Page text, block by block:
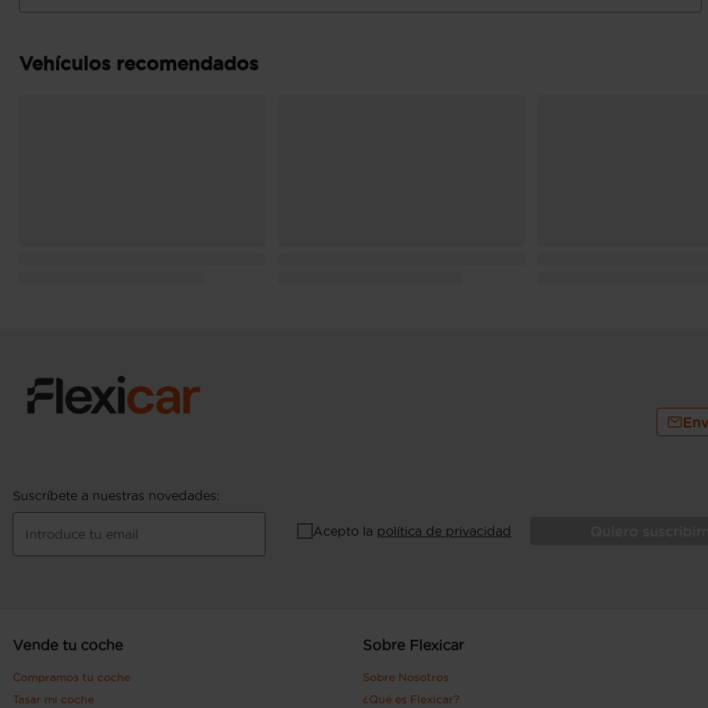
Vehículos recomendados
Suscríbete a nuestras novedades:
Introduce tu email Acepto la política de privacidad
Vende tu coche
Compramos tu coche
Tasar mi coche
Sobre Flexicar
Sobre Nosotros
¿Qué es Flexicar?